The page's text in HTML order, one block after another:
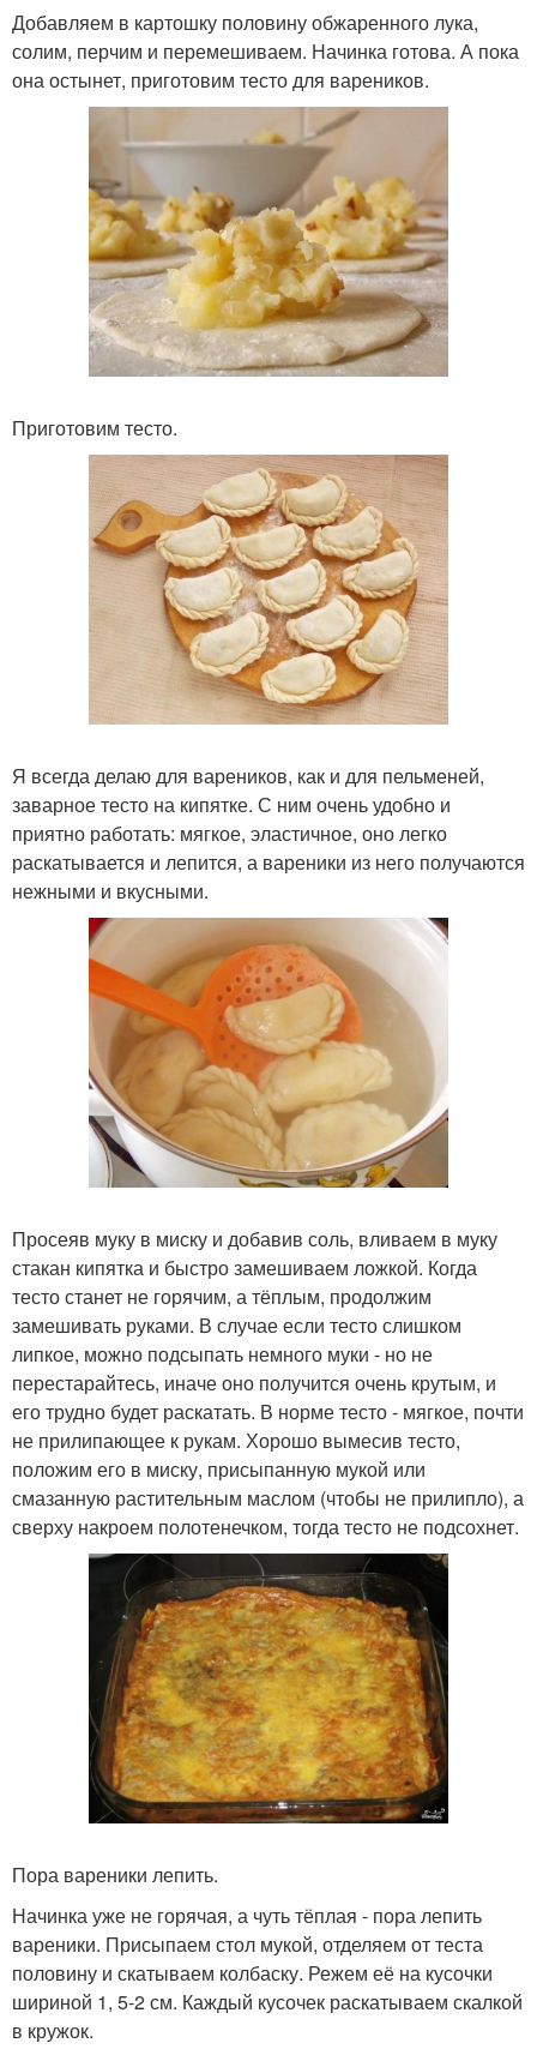
Добавляем в картошку половину обжаренного лука,
солим, перчим и перемешиваем. Начинка готова. А пока
она остынет, приготовим тесто для вареников.
Приготовим тесто.
Я всегда делаю для вареников, как и для пельменей,
заварное тесто на кипятке. С ним очень удобно и
приятно работать: мягкое, эластичное, оно легко
раскатывается и лепится, а вареники из него получаются
нежными и вкусными.
Просеяв муку в миску и добавив соль, вливаем в муку
стакан кипятка и быстро замешиваем ложкой. Когда
тесто станет не горячим, а тёплым, продолжим
замешивать руками. В случае если тесто слишком
липкое, можно подсыпать немного муки - но не
перестарайтесь, иначе оно получится очень крутым, и
его трудно будет раскатать. В норме тесто - мягкое, почти
не прилипающее к рукам. Хорошо вымесив тесто,
положим его в миску, присыпанную мукой или
смазанную растительным маслом (чтобы не прилипло), а
сверху накроем полотенечком, тогда тесто не подсохнет.
Пора вареники лепить.
Начинка уже не горячая, а чуть тёплая - пора лепить
вареники. Присыпаем стол мукой, отделяем от теста
половину и скатываем колбаску. Режем её на кусочки
шириной 1, 5-2 см. Каждый кусочек раскатываем скалкой
в кружок.